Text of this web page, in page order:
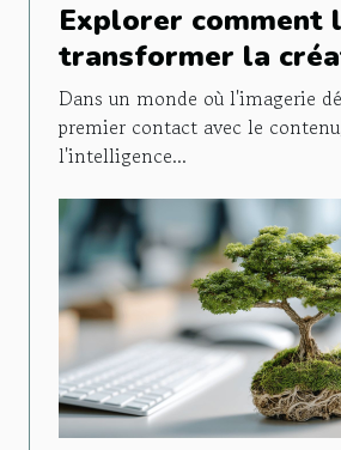
Explorer comment
transformer la
contenu visuel
Dans un monde où l'imagerie
premier contact avec le
l'intelligence...